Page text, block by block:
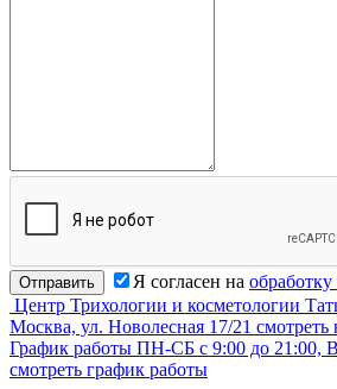
Отправить Я согласен на
Центр Трихологии и косметологии
Москва, ул. Новолесная 17/21 смотреть
График работы ПН-СБ с 9:00 до 21:00,
смотреть график работы